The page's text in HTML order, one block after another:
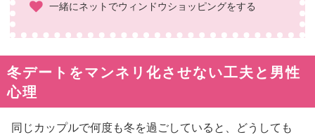
一緒にネットでウィンドウショッピングをする
冬デートをマンネリ化させない工夫と男性
心理
同じカップルで何度も冬を過ごしていると、どうしても